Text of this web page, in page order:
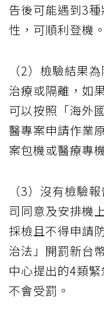
告後可能遇到3
性，可順利登機。
（2）檢驗結果
治療或隔離，如
可以按照「海外
醫專案申請作業
案包機或醫療專
（3）沒有檢驗
司同意及安排機
採檢且不得申請
治法」開罰新台
中心提出的4類
不會受罰。